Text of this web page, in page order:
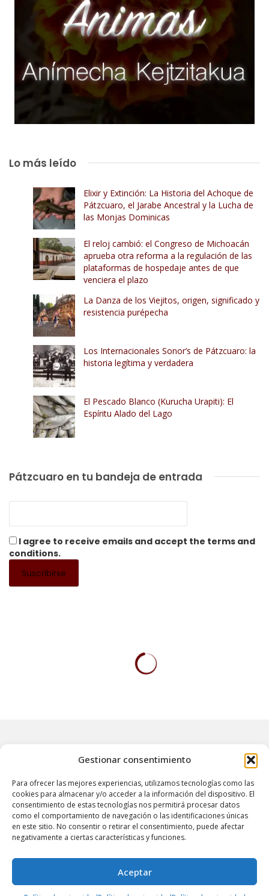
Gestionar consentimiento
Para ofrecer las mejores experiencias, utilizamos tecnologías como las
cookies para almacenar y/o acceder a la información del dispositivo. El
consentimiento de estas tecnologías nos permitirá procesar datos
como el comportamiento de navegación o las identificaciones únicas
en este sitio. No consentir o retirar el consentimiento, puede afectar
negativamente a ciertas características y funciones.
Aceptar
Lo más leído
Elixir y Extinción: La Historia del Achoque de
Pátzcuaro, el Jarabe Ancestral y la Lucha de
las Monjas Dominicas
El reloj cambió: el Congreso de Michoacán
aprueba otra reforma a la regulación de las
plataformas de hospedaje antes de que
venciera el plazo
La Danza de los Viejitos, origen, significado y
resistencia purépecha
Los Internacionales Sonor’s de Pátzcuaro: la
historia legítima y verdadera
El Pescado Blanco (Kurucha Urapiti): El
Espíritu Alado del Lago
Pátzcuaro en tu bandeja de entrada
I agree to receive emails and accept the terms and
conditions.
Pátzcuaro
diciembre 13, 2022 901 views
Es el lugar elegido por los antiguos Purépecha
para el recreo de la nobleza indígena y como